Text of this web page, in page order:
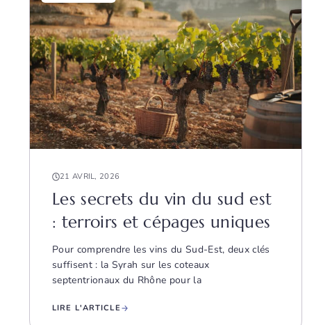
21 AVRIL, 2026
Les secrets du vin du sud est
: terroirs et cépages uniques
Pour comprendre les vins du Sud-Est, deux clés
suffisent : la Syrah sur les coteaux
septentrionaux du Rhône pour la
LIRE L'ARTICLE